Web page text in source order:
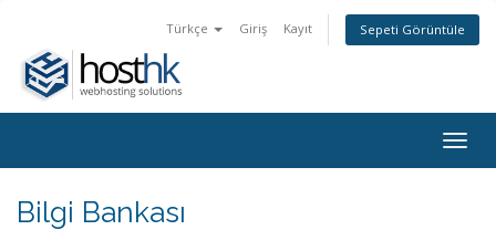
Türkçe Giriş Kayıt Sepeti Görüntüle
Bilgi Bankası